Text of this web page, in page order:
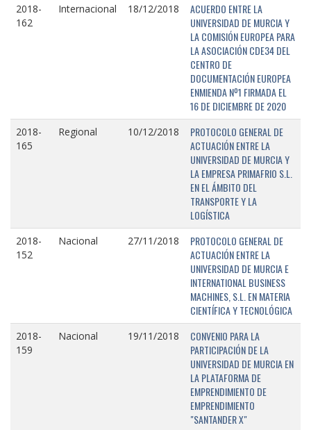
2018-
162
Internacional 18/12/2018
ACUERDO ENTRE LA
UNIVERSIDAD DE MURCIA Y
LA COMISIÓN EUROPEA PARA
LA ASOCIACIÓN CDE34 DEL
CENTRO DE
DOCUMENTACIÓN EUROPEA
ENMIENDA Nº1 FIRMADA EL
16 DE DICIEMBRE DE 2020
2018-
165
Regional 10/12/2018
PROTOCOLO GENERAL DE
ACTUACIÓN ENTRE LA
UNIVERSIDAD DE MURCIA Y
LA EMPRESA PRIMAFRIO S.L.
EN EL ÁMBITO DEL
TRANSPORTE Y LA
LOGÍSTICA
2018-
152
Nacional 27/11/2018
PROTOCOLO GENERAL DE
ACTUACIÓN ENTRE LA
UNIVERSIDAD DE MURCIA E
INTERNATIONAL BUSINESS
MACHINES, S.L. EN MATERIA
CIENTÍFICA Y TECNOLÓGICA
2018-
159
Nacional 19/11/2018
CONVENIO PARA LA
PARTICIPACIÓN DE LA
UNIVERSIDAD DE MURCIA EN
LA PLATAFORMA DE
EMPRENDIMIENTO DE
EMPRENDIMIENTO
"SANTANDER X"